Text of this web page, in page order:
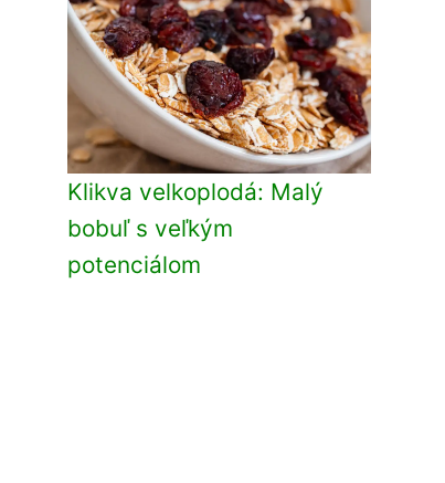
Klikva velkoplodá: Malý
bobuľ s veľkým
potenciálom